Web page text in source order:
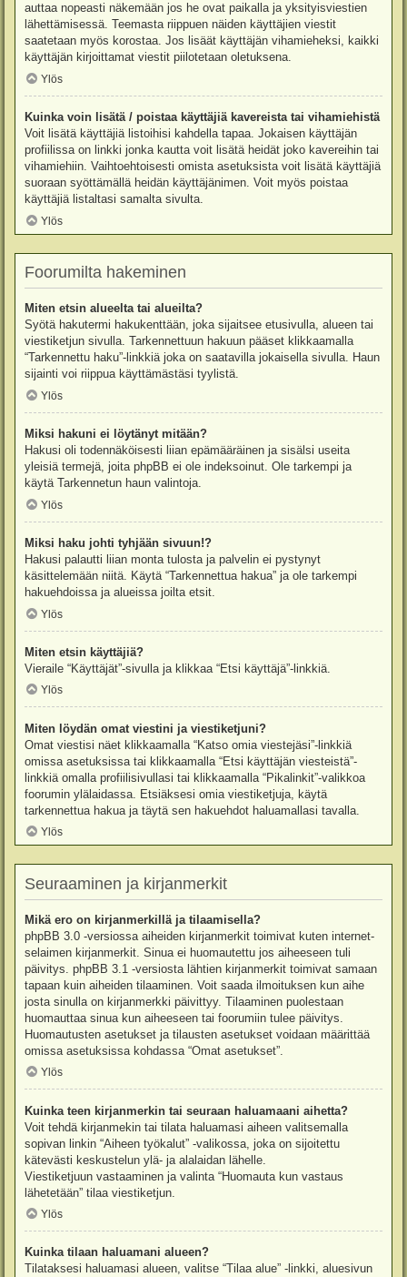
auttaa nopeasti näkemään jos he ovat paikalla ja yksityisviestien
lähettämisessä. Teemasta riippuen näiden käyttäjien viestit
saatetaan myös korostaa. Jos lisäät käyttäjän vihamieheksi, kaikki
käyttäjän kirjoittamat viestit piilotetaan oletuksena.
Ylös
Kuinka voin lisätä / poistaa käyttäjiä kavereista tai vihamiehistä
Voit lisätä käyttäjiä listoihisi kahdella tapaa. Jokaisen käyttäjän
profiilissa on linkki jonka kautta voit lisätä heidät joko kavereihin tai
vihamiehiin. Vaihtoehtoisesti omista asetuksista voit lisätä käyttäjiä
suoraan syöttämällä heidän käyttäjänimen. Voit myös poistaa
käyttäjiä listaltasi samalta sivulta.
Ylös
Foorumilta hakeminen
Miten etsin alueelta tai alueilta?
Syötä hakutermi hakukenttään, joka sijaitsee etusivulla, alueen tai
viestiketjun sivulla. Tarkennettuun hakuun pääset klikkaamalla
“Tarkennettu haku”-linkkiä joka on saatavilla jokaisella sivulla. Haun
sijainti voi riippua käyttämästäsi tyylistä.
Ylös
Miksi hakuni ei löytänyt mitään?
Hakusi oli todennäköisesti liian epämääräinen ja sisälsi useita
yleisiä termejä, joita phpBB ei ole indeksoinut. Ole tarkempi ja
käytä Tarkennetun haun valintoja.
Ylös
Miksi haku johti tyhjään sivuun!?
Hakusi palautti liian monta tulosta ja palvelin ei pystynyt
käsittelemään niitä. Käytä “Tarkennettua hakua” ja ole tarkempi
hakuehdoissa ja alueissa joilta etsit.
Ylös
Miten etsin käyttäjiä?
Vieraile “Käyttäjät”-sivulla ja klikkaa “Etsi käyttäjä”-linkkiä.
Ylös
Miten löydän omat viestini ja viestiketjuni?
Omat viestisi näet klikkaamalla “Katso omia viestejäsi”-linkkiä
omissa asetuksissa tai klikkaamalla “Etsi käyttäjän viesteistä”-
linkkiä omalla profiilisivullasi tai klikkaamalla “Pikalinkit”-valikkoa
foorumin ylälaidassa. Etsiäksesi omia viestiketjuja, käytä
tarkennettua hakua ja täytä sen hakuehdot haluamallasi tavalla.
Ylös
Seuraaminen ja kirjanmerkit
Mikä ero on kirjanmerkillä ja tilaamisella?
phpBB 3.0 -versiossa aiheiden kirjanmerkit toimivat kuten internet-
selaimen kirjanmerkit. Sinua ei huomautettu jos aiheeseen tuli
päivitys. phpBB 3.1 -versiosta lähtien kirjanmerkit toimivat samaan
tapaan kuin aiheiden tilaaminen. Voit saada ilmoituksen kun aihe
josta sinulla on kirjanmerkki päivittyy. Tilaaminen puolestaan
huomauttaa sinua kun aiheeseen tai foorumiin tulee päivitys.
Huomautusten asetukset ja tilausten asetukset voidaan määrittää
omissa asetuksissa kohdassa “Omat asetukset”.
Ylös
Kuinka teen kirjanmerkin tai seuraan haluamaani aihetta?
Voit tehdä kirjanmekin tai tilata haluamasi aiheen valitsemalla
sopivan linkin “Aiheen työkalut” -valikossa, joka on sijoitettu
kätevästi keskustelun ylä- ja alalaidan lähelle.
Viestiketjuun vastaaminen ja valinta “Huomauta kun vastaus
lähetetään” tilaa viestiketjun.
Ylös
Kuinka tilaan haluamani alueen?
Tilataksesi haluamasi alueen, valitse “Tilaa alue” -linkki, aluesivun